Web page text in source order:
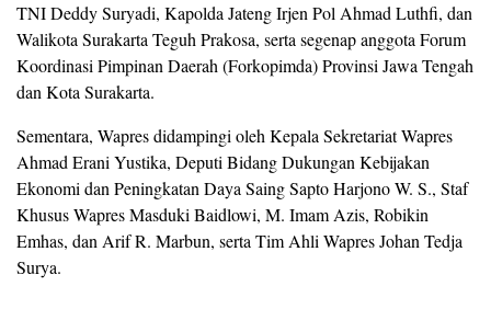
TNI Deddy Suryadi, Kapolda Jateng Irjen Pol Ahmad Luthfi, dan
Walikota Surakarta Teguh Prakosa, serta segenap anggota Forum
Koordinasi Pimpinan Daerah (Forkopimda) Provinsi Jawa Tengah
dan Kota Surakarta.
Sementara, Wapres didampingi oleh Kepala Sekretariat Wapres
Ahmad Erani Yustika, Deputi Bidang Dukungan Kebijakan
Ekonomi dan Peningkatan Daya Saing Sapto Harjono W. S., Staf
Khusus Wapres Masduki Baidlowi, M. Imam Azis, Robikin
Emhas, dan Arif R. Marbun, serta Tim Ahli Wapres Johan Tedja
Surya.